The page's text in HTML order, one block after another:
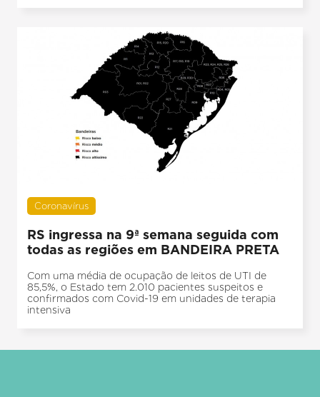
Coronavírus
RS ingressa na 9ª semana seguida com
todas as regiões em BANDEIRA PRETA
Com uma média de ocupação de leitos de UTI de
85,5%, o Estado tem 2.010 pacientes suspeitos e
confirmados com Covid-19 em unidades de terapia
intensiva